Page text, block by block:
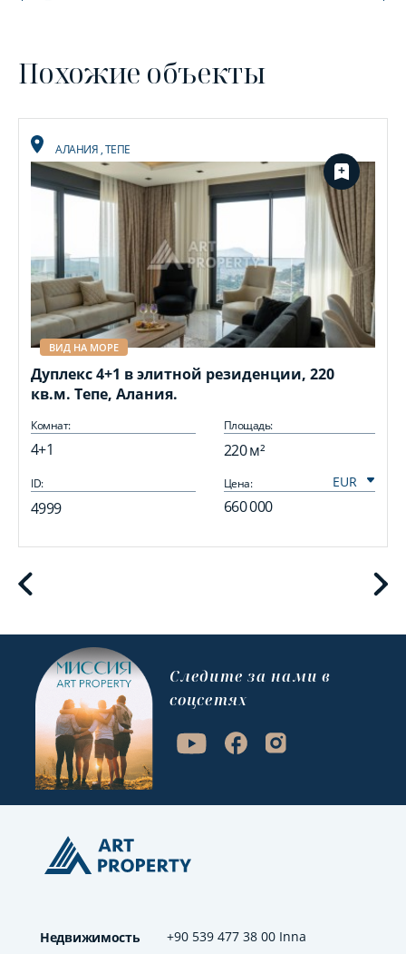
Похожие объекты
АЛАНИЯ,ТЕПЕ
ВИД НА МОРЕ
Дуплекс 4+1 в элитной резиденции, 220
кв.м. Тепе, Алания.
Комнат:
4+1
Площадь:
220 м²
ID:
4999
Цена:
660 000
+90 539 477 38 00 Inna
Недвижимость
Cледите за нами в
соцсетях